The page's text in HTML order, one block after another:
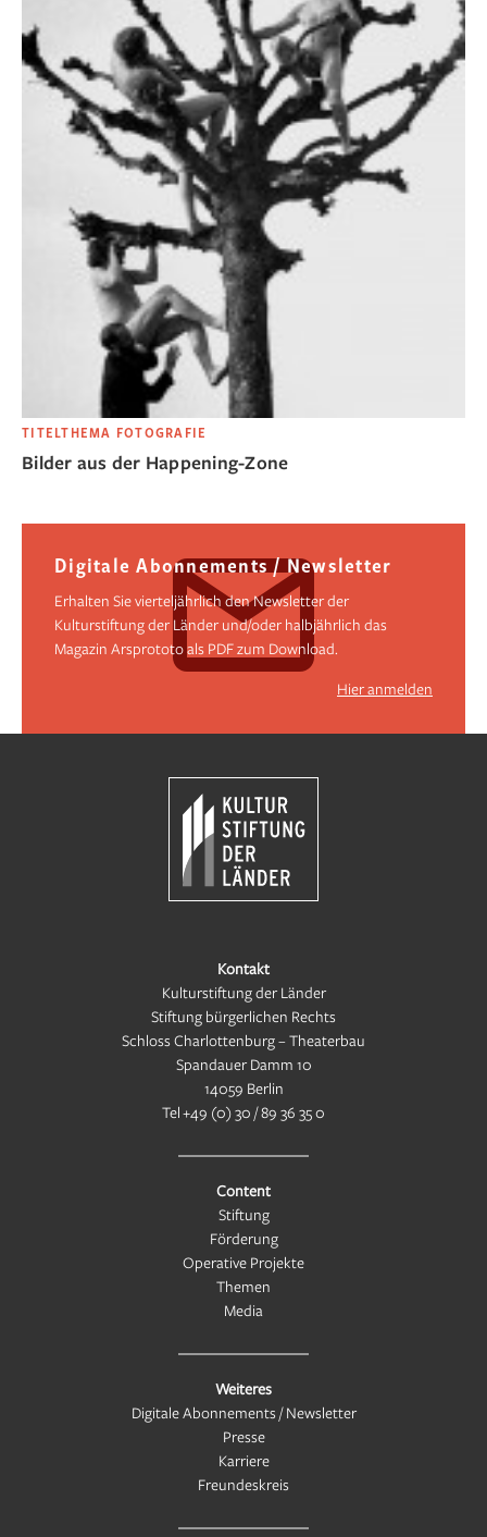
TITELTHEMA FOTOGRAFIE
Bilder aus der Happening-Zone
Digitale Abonnements / Newsletter
Erhalten Sie vierteljährlich den Newsletter der
Kulturstiftung der Länder und/oder halbjährlich das
Magazin Arsprototo als PDF zum Download.
Hier anmelden
Kontakt
Kulturstiftung der Länder
Stiftung bürgerlichen Rechts
Schloss Charlottenburg – Theaterbau
Spandauer Damm 10
14059 Berlin
Tel+49 (0) 30 / 89 36 35 0
Content
Stiftung
Förderung
Operative Projekte
Themen
Media
Weiteres
Digitale Abonnements / Newsletter
Presse
Karriere
Freundeskreis